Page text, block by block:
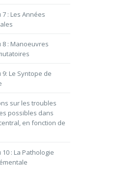
7 : Les Années
8 : Manoeuvres
9: Le Syntope de
sur les troubles
possibles dans
en fonction de
10 : La Pathologie